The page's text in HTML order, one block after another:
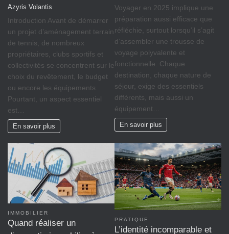
Azyris Volantis
Introduction Avant de démarrer
un projet d’aménagement terrain
de tennis, de nombreux
propriétaires, clubs sportifs et
collectivités se concentrent sur le
choix du revêtement, le budget
ou encore les équipements.
Pourtant, un aspect essentiel
est…
En savoir plus
Voyager en 2025 implique une
préparation aussi efficace que
réfléchie, surtout lorsqu’il s’agit
d’assembler une trousse de
voyage polyvalente et
fonctionnelle. Chaque
destination, chaque nature de
séjour, exige des essentiels
différents, mais aussi un
équipement…
En savoir plus
IMMOBILIER
Quand réaliser un
PRATIQUE
L’identité incomparable et